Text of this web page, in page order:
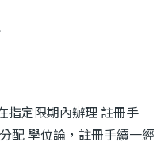
指定限期內辦理 註冊手
配 學位論，註冊手續一經